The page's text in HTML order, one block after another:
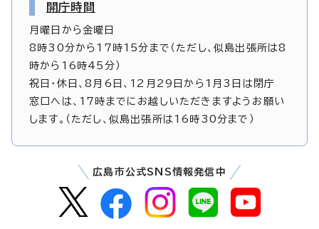
開庁時間
月曜日から金曜日
8時30分から17時15分まで（ただし、似島出張所は8
時から16時45分）
祝日・休日、8月6日、12月29日から1月3日は閉庁
窓口へは、17時までにお越しいただきますようお願い
します。（ただし、似島出張所は16時30分まで）
広島市公式SNS情報発信中